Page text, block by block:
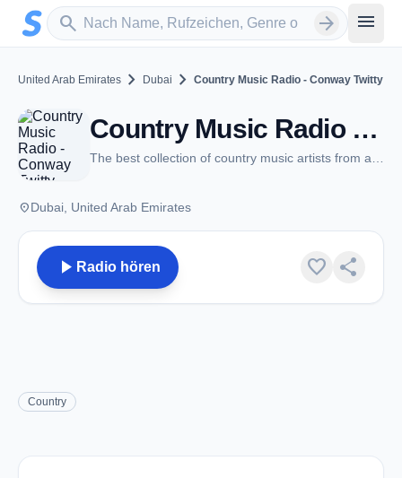
Zum Hauptinhalt springen
search
Sender suchen arrow_forward menu
United Arab Emirates chevron_right Dubai chevron_right Country Music Radio - Conway Twitty
Country Music Radio - Conway Twitty - Dubai
placeDubai, United Arab Emirates
play_arrow Radio hören favorite share
Country